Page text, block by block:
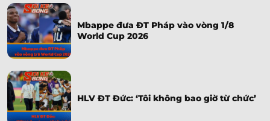
Mbappe đưa ĐT Pháp vào vòng 1/8
World Cup 2026
HLV ĐT Đức: ‘Tôi không bao giờ từ chức’